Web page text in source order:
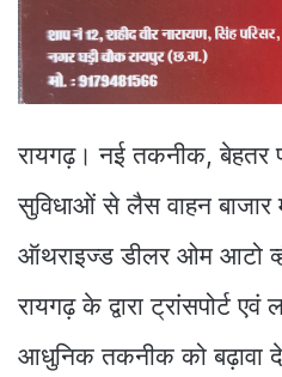
रायगढ़। नई तकनीक,
सुविधाओं से लैस वाहन बाजार
ऑथराइज्ड डीलर ओम आटो
रायगढ़ के द्वारा ट्रांसपोर्ट एवं
आधुनिक तकनीक को बढ़ावा